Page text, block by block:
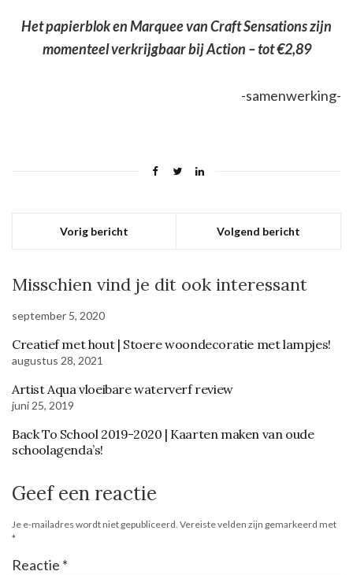
Het papierblok en Marquee van Craft Sensations zijn
momenteel verkrijgbaar bij Action – tot €2,89
-samenwerking-
Vorig bericht Volgend bericht
Misschien vind je dit ook interessant
september 5, 2020
Creatief met hout | Stoere woondecoratie met lampjes!
augustus 28, 2021
Artist Aqua vloeibare waterverf review
juni 25, 2019
Back To School 2019-2020 | Kaarten maken van oude
schoolagenda’s!
Geef een reactie
Je e-mailadres wordt niet gepubliceerd. Vereiste velden zijn gemarkeerd met
*
Reactie *